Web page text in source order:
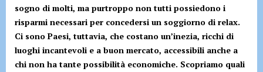
sogno di molti, ma purtroppo non tutti possiedono i
risparmi necessari per concedersi un soggiorno di relax.
Ci sono Paesi, tuttavia, che costano un’inezia, ricchi di
luoghi incantevoli e a buon mercato, accessibili anche a
chi non ha tante possibilità economiche. Scopriamo quali